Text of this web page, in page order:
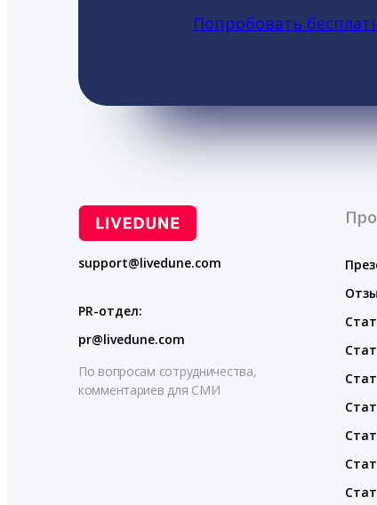
Попробовать
support@livedune.com
PR-отдел:
pr@livedune.com
По вопросам сотрудничества,
комментариев для СМИ